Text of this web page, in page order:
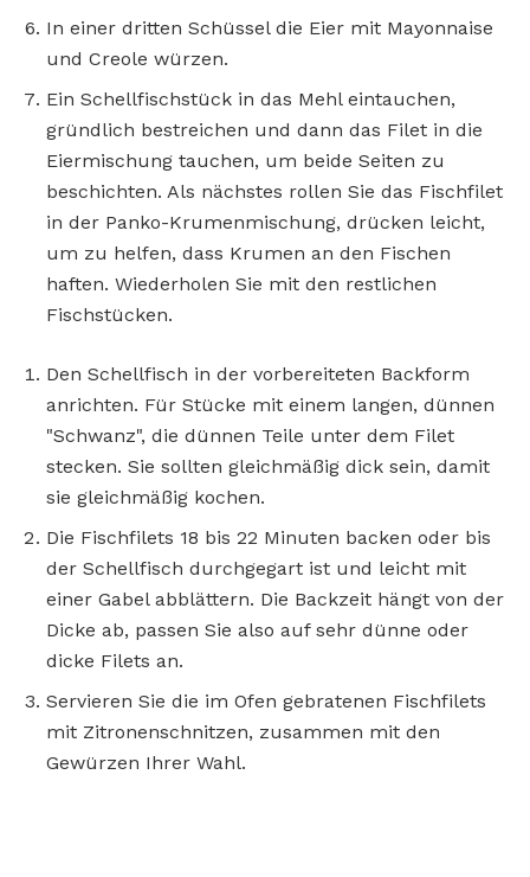
In einer dritten Schüssel die Eier mit Mayonnaise
und Creole würzen.
Ein Schellfischstück in das Mehl eintauchen,
gründlich bestreichen und dann das Filet in die
Eiermischung tauchen, um beide Seiten zu
beschichten. Als nächstes rollen Sie das Fischfilet
in der Panko-Krumenmischung, drücken leicht,
um zu helfen, dass Krumen an den Fischen
haften. Wiederholen Sie mit den restlichen
Fischstücken.
Den Schellfisch in der vorbereiteten Backform
anrichten. Für Stücke mit einem langen, dünnen
"Schwanz", die dünnen Teile unter dem Filet
stecken. Sie sollten gleichmäßig dick sein, damit
sie gleichmäßig kochen.
Die Fischfilets 18 bis 22 Minuten backen oder bis
der Schellfisch durchgegart ist und leicht mit
einer Gabel abblättern. Die Backzeit hängt von der
Dicke ab, passen Sie also auf sehr dünne oder
dicke Filets an.
Servieren Sie die im Ofen gebratenen Fischfilets
mit Zitronenschnitzen, zusammen mit den
Gewürzen Ihrer Wahl.